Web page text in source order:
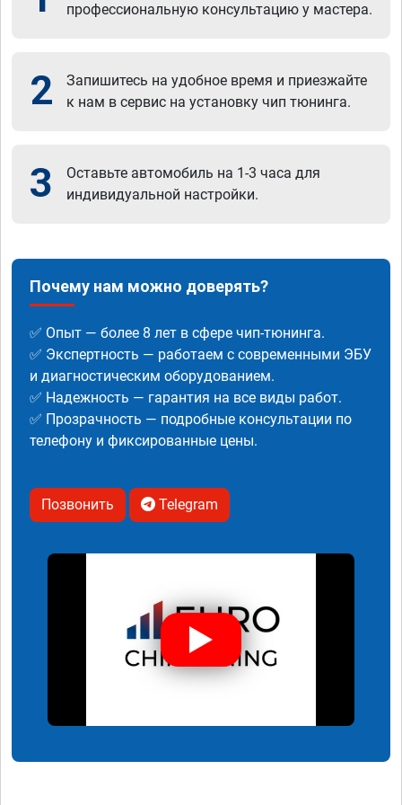
профессиональную консультацию у мастера.
2
Запишитесь на удобное время и приезжайте
к нам в сервис на установку чип тюнинга.
3
Оставьте автомобиль на 1-3 часа для
индивидуальной настройки.
Почему нам можно доверять?
✅ Опыт — более 8 лет в сфере чип-тюнинга.
✅ Экспертность — работаем с современными ЭБУ
и диагностическим оборудованием.
✅ Надежность — гарантия на все виды работ.
✅ Прозрачность — подробные консультации по
телефону и фиксированные цены.
Позвонить Telegram